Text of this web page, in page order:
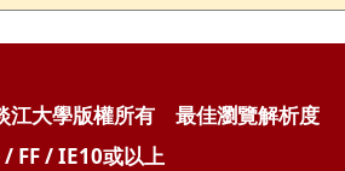
大學版權所有 最佳瀏覽解析度
FF / IE10或以上